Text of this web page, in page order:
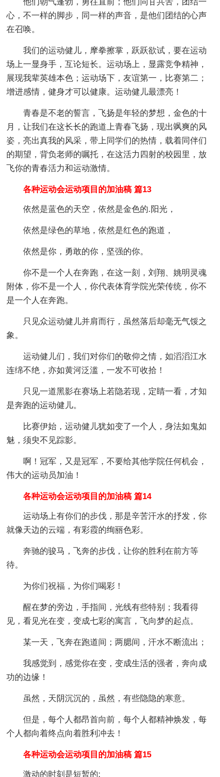
心，不一样的脚步，同一样的声音，是他们团结的心声
在召唤。
我们的运动健儿，摩拳擦掌，跃跃欲试，要在运动
场上一显身手，互论短长。运动场上，显露竞争精神，
展现我辈英雄本色；运动场下，友谊第一，比赛第二；
增进感情，健身才可以健康。运动健儿最漂亮！
青春是不老的誓言，飞扬是年轻的梦想，金色的十
月，让我们在这长长的跑道上青春飞扬，现出飒爽的风
姿，亮出真我的风采，带上同学们的热情，载着同伴们
的期望，背负老师的嘱托，在这活力四射的校园里，放
飞你的青春活力和运动激情。
各种运动会运动项目的加油稿 篇13
依然是蓝色的天空，依然是金色的.阳光，
依然是绿色的草地，依然是红色的跑道，
依然是你，勇敢的你，坚强的你。
你不是一个人在奔跑，在这一刻，刘翔、姚明灵魂
附体，你不是一个人，你代表体育学院光荣传统，你不
是一个人在奔跑。
只见众运动健儿并肩而行，虽然落后却毫无气馁之
象。
运动健儿们，我们对你们的敬仰之情，如滔滔江水
连绵不绝，亦如黄河泛滥，一发不可收拾！
只见一道黑影在赛场上若隐若现，定睛一看，才知
是奔跑的运动健儿。
比赛伊始，运动健儿犹如变了一个人，身法如鬼如
魅，须臾不见踪影。
啊！冠军，又是冠军，不要给其他学院任何机会，
伟大的运动员加油！
各种运动会运动项目的加油稿 篇14
运动场上有你们的步伐，那是辛苦汗水的抒发，你
就像天边的云端，有彩霞的绚丽色彩。
奔驰的骏马，飞奔的步伐，让你的胜利在前方等
待。
为你们祝福，为你们喝彩！
醒在梦的旁边，手指间，光线有些特别；我看得
见，看见光在变，变成七彩的寓言，飞向梦的起点。
某一天，飞奔在跑道间；两腮间，汗水不断流出；
我感觉到，感觉你在变，变成生活的强者，奔向成
功的边缘！
虽然，天阴沉沉的，虽然，有些隐隐的寒意。
但是，每个人都昂首向前，每个人都精神焕发，每
个人都向着终点向着胜利冲去！
各种运动会运动项目的加油稿 篇15
激动的时刻是短暂的;